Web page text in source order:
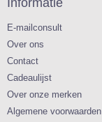
Informatie
E-mailconsult
Over ons
Contact
Cadeaulijst
Over onze merken
Algemene voorwaarden